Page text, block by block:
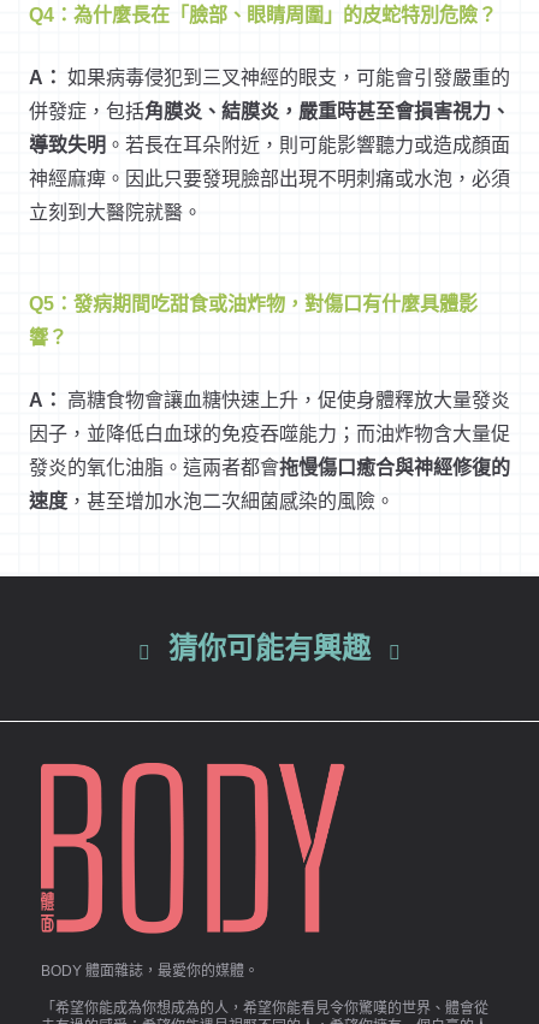
Q4：為什麼長在「臉部、眼睛周圍」的皮蛇特別危險？
A： 如果病毒侵犯到三叉神經的眼支，可能會引發嚴重的
併發症，包括角膜炎、結膜炎，嚴重時甚至會損害視力、
導致失明 。若長在耳朵附近，則可能影響聽力或造成顏面
神經麻痺。因此只要發現臉部出現不明刺痛或水泡，必須
立刻到大醫院就醫。
Q5：發病期間吃甜食或油炸物，對傷口有什麼具體影
響？
A：
高糖食物會讓血糖快速上升，促使身體釋放大量發炎
因子，並降低白血球的免疫吞噬能力；而油炸物含大量促
發炎的氧化油脂。這兩者都會拖慢傷口癒合與神經修復的
速度 ，甚至增加水泡二次細菌感染的風險。
猜你可能有興趣
BODY 體面雜誌，最愛你的媒體。
「希望你能成為你想成為的人，希望你能看見令你驚嘆的世界、體會從